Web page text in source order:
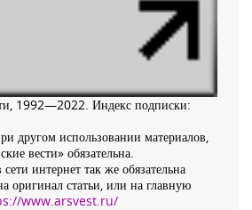
1992—2022. Индекс подписки:
другом использовании материалов,
вести» обязательна.
интернет так же обязательна
оригинал статьи, или на главную
www.arsvest.ru/